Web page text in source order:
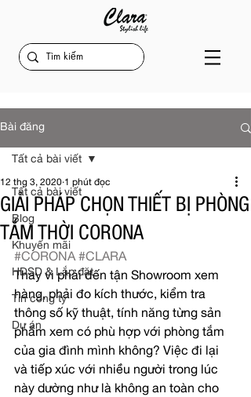
Bài đăng
Tất cả bài viết
Blog
Khuyến mãi
HDSD & Lắp đặt
Tin công ty
Dự án
Tất cả bài viết
GIẢI PHÁP CHỌN THIẾT BỊ PHÒNG
TẮM THỜI CORONA
12 thg 3, 2020 1 phút đọc
#CORONA #CLARA
Thay vì phải đến tận Showroom xem
hàng, phải đo kích thước, kiểm tra
thông số kỹ thuật, tính năng từng sản
phẩm xem có phù hợp với phòng tắm
của gia đình mình không? Việc đi lại
và tiếp xúc với nhiều người trong lúc
này dường như là không an toàn cho